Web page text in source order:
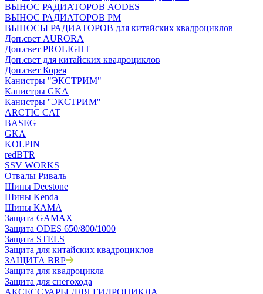
ВЫНОС РАДИАТОРОВ AODES
ВЫНОС РАДИАТОРОВ РМ
ВЫНОСЫ РАДИАТОРОВ для китайских квадроциклов
Доп.свет AURORA
Доп.свет PROLIGHT
Доп.свет для китайских квадроциклов
Доп.свет Корея
Канистры "ЭКСТРИМ"
Канистры GKA
Канистры ''ЭКСТРИМ''
ARCTIC CAT
BASEG
GKA
KOLPIN
redBTR
SSV WORKS
Отвалы Риваль
Шины Deestone
Шины Kenda
Шины КАМА
Защита GAMAX
Защита ODES 650/800/1000
Защита STELS
Защита для китайских квадроциклов
ЗАЩИТА BRP
Защита для квадроцикла
Защита для снегохода
АКСЕССУАРЫ ДЛЯ ГИДРОЦИКЛА